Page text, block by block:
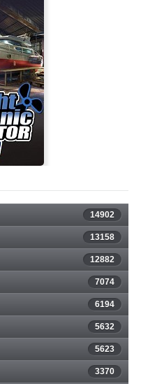
KS Edition
First
14902
13158
12882
7074
6194
5632
5623
3370